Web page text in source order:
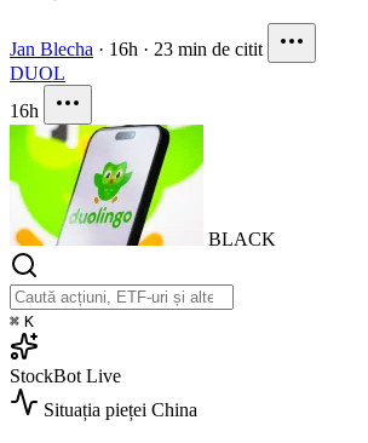
Jan Blecha · 16h · 23 min de citit
DUOL
16h
BLACK
⌘ K
StockBot Live
Situația pieței China